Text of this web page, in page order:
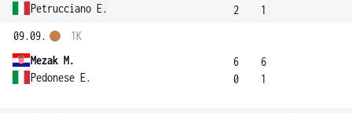
Petrucciano E.
2
1
09.09.
Mezak M.
Pedonese E.
1K
6
0
6
1